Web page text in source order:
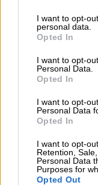
not limited to your
grant or deny
use your data for
consent section.
I want to opt-
personal data.
Opted In
I want to opt-
Personal Data.
Opted In
I want to opt-
Personal Data
Opted In
I want to opt-
Retention,
Personal Data
Purposes for
Opted Out
Απόψεις|
Μετά τα
Πώς θα λυθεί
Διαπλοκής ;